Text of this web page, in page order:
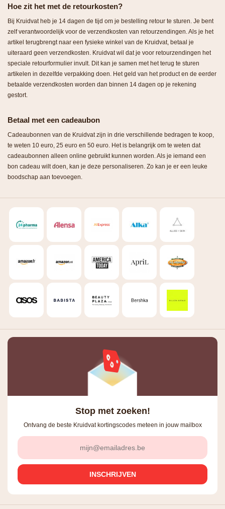
Hoe zit het met de retourkosten?
Bij Kruidvat heb je 14 dagen de tijd om je bestelling retour te sturen. Je bent
zelf verantwoordelijk voor de verzendkosten van retourzendingen. Als je het
artikel terugbrengt naar een fysieke winkel van de Kruidvat, betaal je
uiteraard geen verzendkosten. Kruidvat wil dat je voor retourzendingen het
speciale retourformulier invult. Dit kan je samen met het terug te sturen
artikelen in dezelfde verpakking doen. Het geld van het product en de eerder
betaalde verzendkosten worden dan binnen 14 dagen op je rekening
gestort.
Betaal met een cadeaubon
Cadeaubonnen van de Kruidvat zijn in drie verschillende bedragen te koop,
te weten 10 euro, 25 euro en 50 euro. Het is belangrijk om te weten dat
cadeaubonnen alleen online gebruikt kunnen worden. Als je iemand een
bon cadeau wilt doen, kan je deze personaliseren. Zo kan je er een leuke
boodschap aan toevoegen.
Stop met zoeken!
Ontvang de beste Kruidvat kortingscodes meteen in jouw mailbox